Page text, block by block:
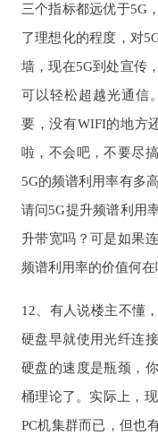
三个指标都远优于5G
了理想化的程度，对
墙，现在5G到处宣传
可以轻松超越光通信
要，没有WIFI的地方
啦，不会吧，不要尽
5G的频谱利用率有多
请问5G提升频谱利用
升带宽吗？可是如果
频谱利用率的价值何在
12、有人说楼主不懂
硬盘早就使用光纤连
硬盘的速度是瓶颈，
桶理论了。实际上，
PC机集群而已，但也